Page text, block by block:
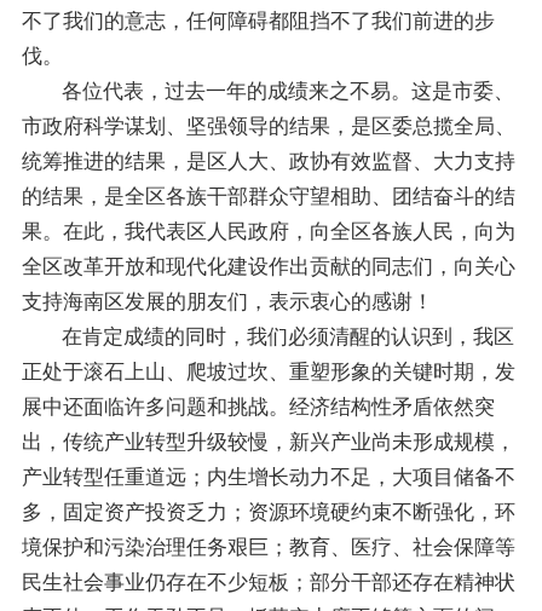
不了我们的意志，任何障碍都阻挡不了我们前进的步
伐。
各位代表，过去一年的成绩来之不易。这是市委、
市政府科学谋划、坚强领导的结果，是区委总揽全局、
统筹推进的结果，是区人大、政协有效监督、大力支持
的结果，是全区各族干部群众守望相助、团结奋斗的结
果。在此，我代表区人民政府，向全 区各族人民，向为
全区改革开放和现代化建设作出贡献的同志们，向关心
支持海南区发展的朋友们，表示衷心的感谢！
在肯定成绩的同时，我们必须清醒的认识到 ，我区
正处于滚石上山、爬坡过坎、重塑形象的关键时期，发
展中还面临许多问题和挑战。经济结构性矛盾依然突
出，传统产业转型升级较慢，新兴产业尚未形成规模，
产业转型任重道远；内生增长动力不足，大项目储备不
多，固定资产投资乏力；资源环境硬约束不断强化，环
境保护和污染治理任务艰巨；教育、医疗、社会保障等
民生社会事业仍存在不少短板；部分干部还存在精神状